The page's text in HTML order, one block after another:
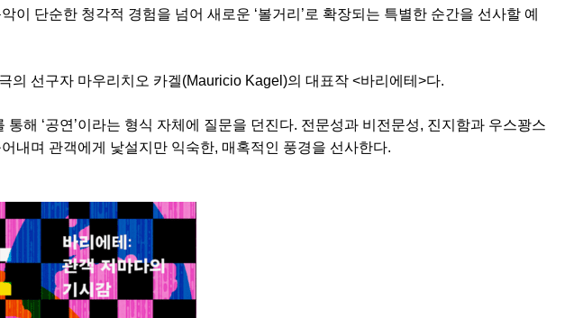
이 단순한 청각적 경험을 넘어 새로운 ‘볼거리’로 확장되는 특별한 순간을 선사할 예
의 선구자 마우리치오 카겔(Mauricio Kagel)의 대표작 <바리에테>다.
해 ‘공연’이라는 형식 자체에 질문을 던진다. 전문성과 비전문성, 진지함과 우스꽝스
내며 관객에게 낯설지만 익숙한, 매혹적인 풍경을 선사한다.